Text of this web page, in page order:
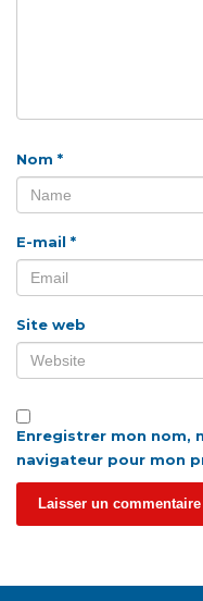
Nom *
E-mail *
Site web
Enregistrer mon nom,
navigateur pour mon